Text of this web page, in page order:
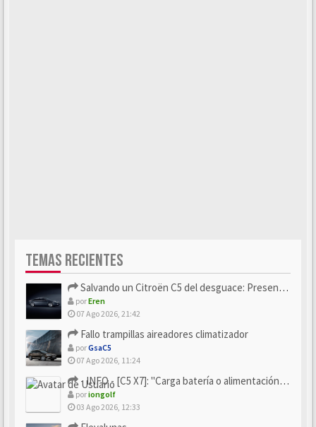
TEMAS RECIENTES
Salvando un Citroën C5 del desguace: Presentación y seguimiento
porEren
07 Ago 2026, 21:42
Fallo trampillas aireadores climatizador
porGsaC5
07 Ago 2026, 11:24
- INFO - [C5 X7]: "Carga batería o alimentación eléctri...
poriongolf
03 Ago 2026, 12:33